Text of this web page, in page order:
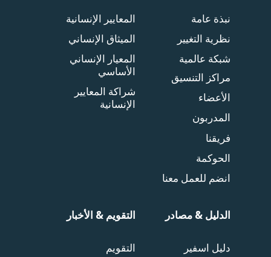
نبذة عامة
نظرية التغيير
شبكة عالمية
مراكز التنسيق
الأعضاء
المدربون
فريقنا
الحوكمة
انضم للعمل معنا
المعايير الإنسانية
الميثاق الإنساني
المعيار الإنساني
الأساسي
شراكة المعايير
الإنسانية
الدليل & مصادر
دليل اسفير
التقويم & الأخبار
التقويم